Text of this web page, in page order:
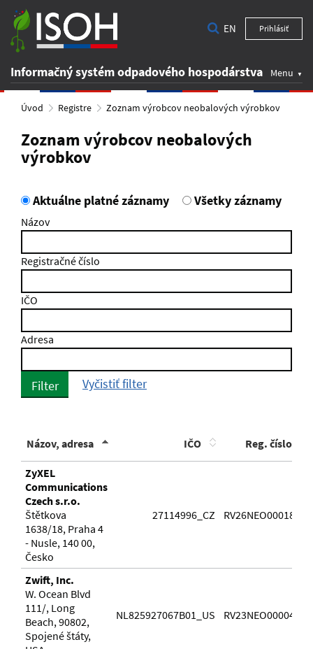
Informačný systém odpadového hospodárstva Menu
EN Prihlásiť
Úvod Registre Zoznam výrobcov neobalových výrobkov
Zoznam výrobcov neobalových
výrobkov
Aktuálne platné záznamy Všetky záznamy
Názov
Registračné číslo
IČO
Adresa
Filter Vyčistiť filter
Názov, adresa IČO Reg. číslo
ZyXEL
Communications
Czech s.r.o.
Štětkova
1638/18, Praha 4
- Nusle, 140 00,
Česko
27114996_CZ RV26NEO0001827
Zwift, Inc.
W. Ocean Blvd
111/, Long
Beach, 90802,
Spojené štáty,
NL825927067B01_US RV23NEO0000463